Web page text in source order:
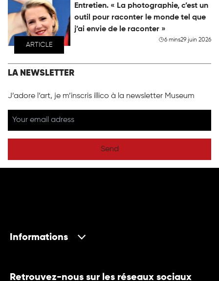
ARTICLE
Entretien. « La photographie, c’est un
outil pour raconter le monde tel que
j’ai envie de le raconter »
6 mins29 juin 2026
LA NEWSLETTER
J’adore l’art, je m’inscris illico à la newsletter Museum
Send
Informations
Retrouvez-nous sur les réseaux sociaux